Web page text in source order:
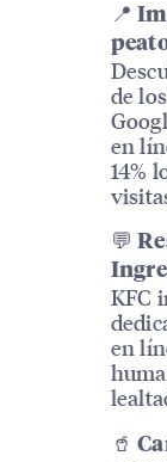
📍
de
en
14%
💬
KFC
en
🥤